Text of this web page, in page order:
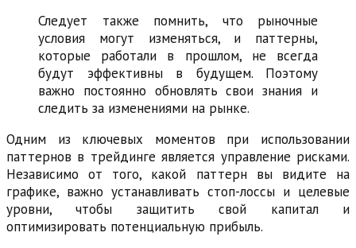
Следует также помнить, что рыночные
условия могут изменяться, и паттерны,
которые работали в прошлом, не всегда
будут эффективны в будущем. Поэтому
важно постоянно обновлять свои знания и
следить за изменениями на рынке.
Одним из ключевых моментов при использовании
паттернов в трейдинге является управление рисками.
Независимо от того, какой паттерн вы видите на
графике, важно устанавливать стоп-лоссы и целевые
уровни, чтобы защитить свой капитал и
оптимизировать потенциальную прибыль.